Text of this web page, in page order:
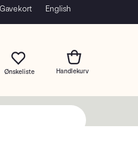
Gavekort English